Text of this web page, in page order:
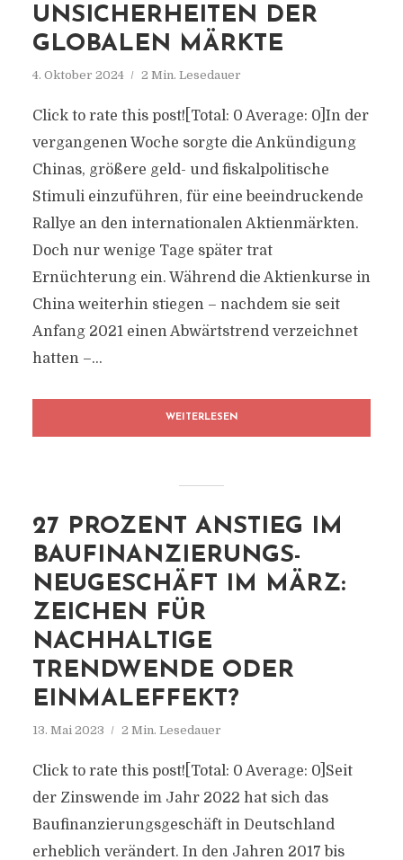
UNSICHERHEITEN DER
GLOBALEN MÄRKTE
4. Oktober 2024 2 Min. Lesedauer
Click to rate this post![Total: 0 Average: 0]In der
vergangenen Woche sorgte die Ankündigung
Chinas, größere geld- und fiskalpolitische
Stimuli einzuführen, für eine beeindruckende
Rallye an den internationalen Aktienmärkten.
Doch nur wenige Tage später trat
Ernüchterung ein. Während die Aktienkurse in
China weiterhin stiegen – nachdem sie seit
Anfang 2021 einen Abwärtstrend verzeichnet
hatten –...
WEITERLESEN
27 PROZENT ANSTIEG IM
BAUFINANZIERUNGS-
NEUGESCHÄFT IM MÄRZ:
ZEICHEN FÜR
NACHHALTIGE
TRENDWENDE ODER
EINMALEFFEKT?
13. Mai 2023 2 Min. Lesedauer
Click to rate this post![Total: 0 Average: 0]Seit
der Zinswende im Jahr 2022 hat sich das
Baufinanzierungsgeschäft in Deutschland
erheblich verändert. In den Jahren 2017 bis